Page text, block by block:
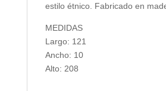
estilo étnico. Fabricado en
MEDIDAS
Largo: 121
Ancho: 10
Alto: 208